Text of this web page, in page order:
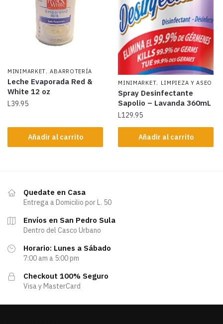
MINIMARKET,ABARROTERÍA
Leche Evaporada Red &
White 12 oz
L39.95
Añadir al carrito
MINIMARKET, LIMPIEZA Y ASEO
Spray Desinfectante
Sapolio – Lavanda 360mL
L129.95
Añadir al carrito
Quedate en Casa
Entrega a Domicilio por L. 50
Envíos en San Pedro Sula
Dentro del Casco Urbano
Horario: Lunes a Sábado
7:00 am a 5:00 pm
Checkout 100% Seguro
Visa y MasterCard